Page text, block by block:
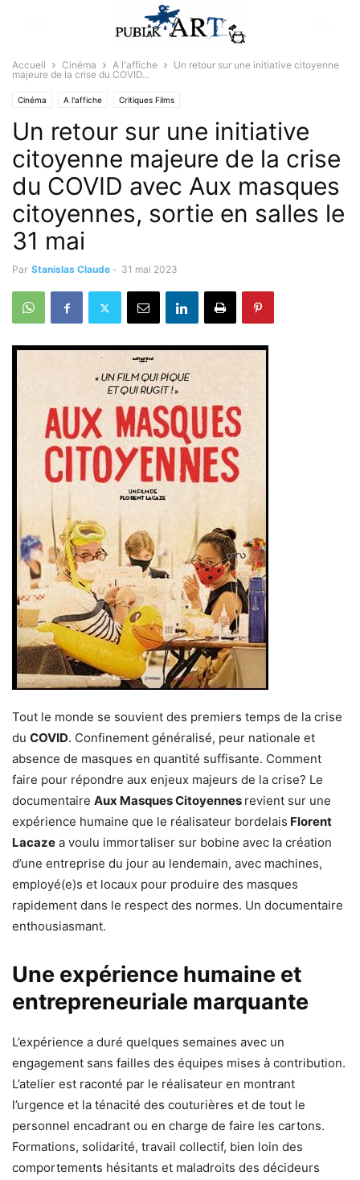
Accueil Cinéma A l'affiche
Un retour sur une initiative citoyenne
majeure de la crise du COVID...
Cinéma A l'affiche Critiques Films
Un retour sur une initiative
citoyenne majeure de la crise
du COVID avec Aux masques
citoyennes, sortie en salles le
31 mai
Par Stanislas Claude - 31 mai 2023
Tout le monde se souvient des premiers temps de la crise
du COVID. Confinement généralisé, peur nationale et
absence de masques en quantité suffisante. Comment
faire pour répondre aux enjeux majeurs de la crise? Le
documentaire Aux Masques Citoyennes revient sur une
expérience humaine que le réalisateur bordelais Florent
Lacaze a voulu immortaliser sur bobine avec la création
d’une entreprise du jour au lendemain, avec machines,
employé(e)s et locaux pour produire des masques
rapidement dans le respect des normes. Un documentaire
enthousiasmant.
Une expérience humaine et
entrepreneuriale marquante
L’expérience a duré quelques semaines avec un
engagement sans failles des équipes mises à contribution.
L’atelier est raconté par le réalisateur en montrant
l’urgence et la ténacité des couturières et de tout le
personnel encadrant ou en charge de faire les cartons.
Formations, solidarité, travail collectif, bien loin des
comportements hésitants et maladroits des décideurs